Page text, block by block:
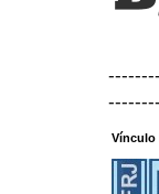
Vínculo